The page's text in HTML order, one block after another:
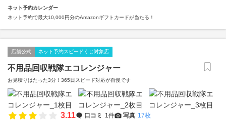
ネット予約カレンダー
ネット予約で最大10,000円分のAmazonギフトカードが当たる！
店舗公式 ネット予約スピードくじ対象店
不用品回収戦隊エコレンジャー
お見積りはたった3分！365日スピード対応が自慢です
3.11 口コミ 1件 写真 17枚